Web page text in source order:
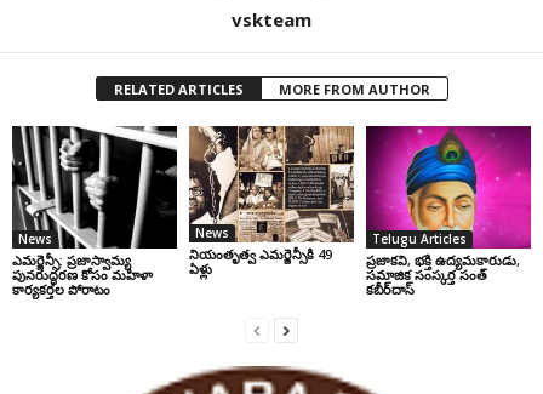
vskteam
RELATED ARTICLES MORE FROM AUTHOR
News
ఎమర్జెన్సీ: ప్రజాస్వామ్య
పునరుద్ధరణ కోసం మహిళా
కార్యకర్తల పోరాటం
News
నియంతృత్వ ఎమర్జెన్సీకి 49
ఏళ్లు
Telugu Articles
ప్రజాకవి, భక్తి ఉద్యమకారుడు,
సమాజిక సంస్కర్త సంత్‌
కబీర్‌దాస్‌